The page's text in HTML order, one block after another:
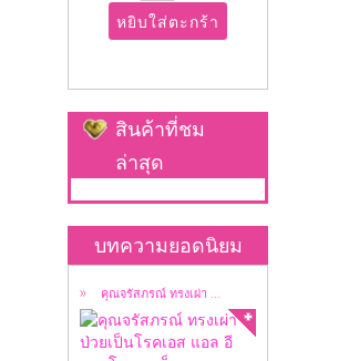
สินค้าที่ชม
ล่าสุด
บทความยอดนิยม
คุณจรัสภรณ์ ทรงเผ่า ...
ป่วยเป็นโรคเอส แอล อี
เป็น ยาน้ำสมุนไพร
สูตรต้นตำรับฮ่องเต้ ...